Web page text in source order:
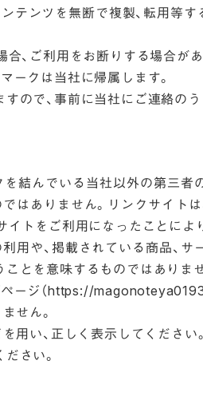
テンツを無断で複製、転用等
、ご利用をお断りする場合が
ークは当社に帰属します。
ので、事前に当社にご連絡の
結んでいる当社以外の第三者
はありません。リンクサイト
イトをご利用になったことに
用や、掲載されている商品、
とを意味するものではありませ
ージ（https://
せん。
用い、正しく表示してください。
さい。